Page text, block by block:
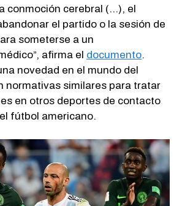
conmoción cerebral (…), el
el partido o la sesión de
someterse a un
afirma el documento.
novedad en el mundo del
normativas similares para tratar
en otros deportes de contacto
fútbol americano.